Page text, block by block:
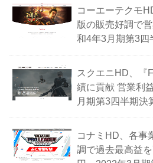
コーエーテクモ
版の販売好調で
和4年3月期第3四
スクエニHD、『
績に貢献 営業利
月期第3四半期決
コナミHD、各事
調で過去最高益